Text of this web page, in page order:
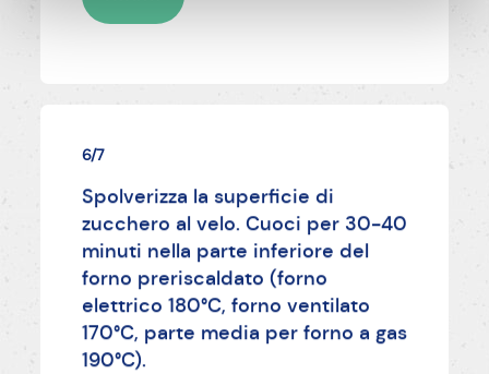
6/7
Spolverizza la superficie di
zucchero al velo. Cuoci per 30-40
minuti nella parte inferiore del
forno preriscaldato (forno
elettrico 180°C, forno ventilato
170°C, parte media per forno a gas
190°C).